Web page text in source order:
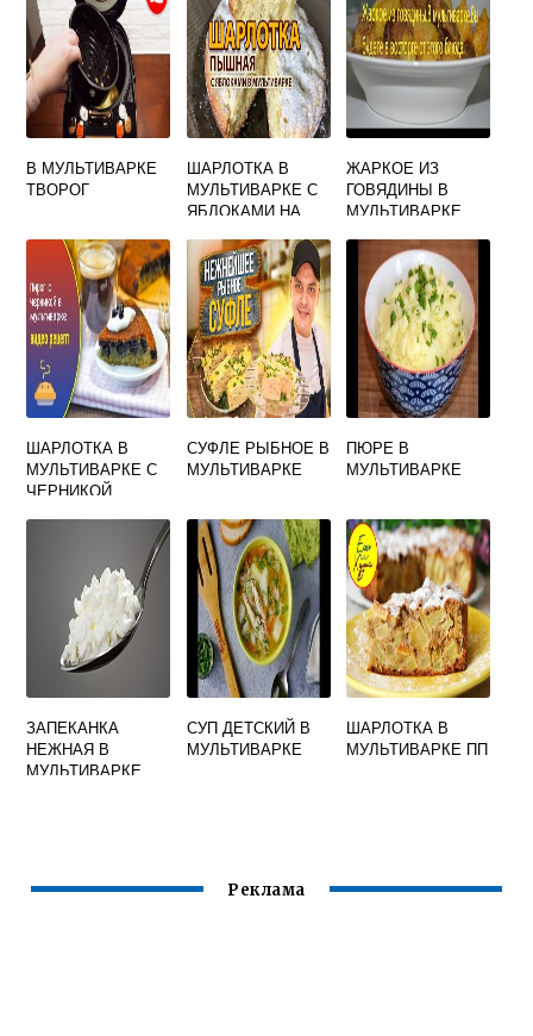
В МУЛЬТИВАРКЕ
ТВОРОГ
ШАРЛОТКА В
МУЛЬТИВАРКЕ С
ЯБЛОКАМИ НА
ЖАРКОЕ ИЗ
ГОВЯДИНЫ В
МУЛЬТИВАРКЕ
ШАРЛОТКА В
МУЛЬТИВАРКЕ С
ЧЕРНИКОЙ
СУФЛЕ РЫБНОЕ В
МУЛЬТИВАРКЕ
ПЮРЕ В
МУЛЬТИВАРКЕ
ЗАПЕКАНКА
НЕЖНАЯ В
МУЛЬТИВАРКЕ
СУП ДЕТСКИЙ В
МУЛЬТИВАРКЕ
ШАРЛОТКА В
МУЛЬТИВАРКЕ ПП
Реклама